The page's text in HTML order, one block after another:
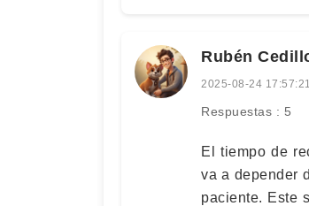
Rubén
2025-08-24 17:57:21
Respuestas : 5
El tiempo de
va a depender
paciente. Este